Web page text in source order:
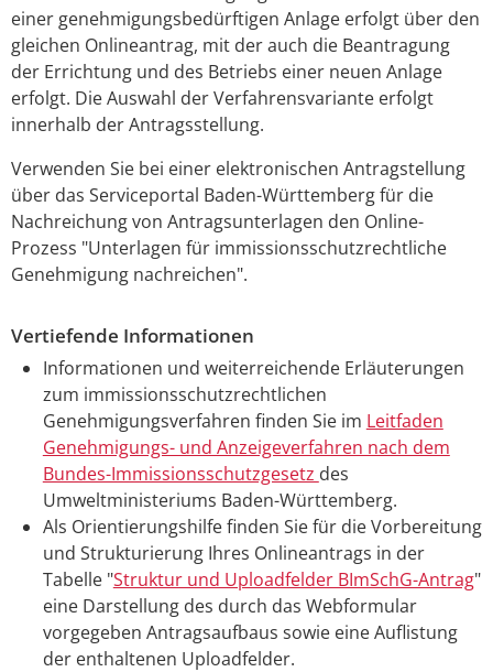
einer genehmigungsbedürftigen Anlage erfolgt über den
gleichen Onlineantrag, mit der auch die Beantragung
der Errichtung und des Betriebs einer neuen Anlage
erfolgt. Die Auswahl der Verfahrensvariante erfolgt
innerhalb der Antragsstellung.
Verwenden Sie bei einer elektronischen Antragstellung
über das Serviceportal Baden-Württemberg für die
Nachreichung von Antragsunterlagen den Online-
Prozess "Unterlagen für immissionsschutzrechtliche
Genehmigung nachreichen".
Vertiefende Informationen
Informationen und weiterreichende Erläuterungen
zum immissionsschutzrechtlichen
Genehmigungsverfahren finden Sie im Leitfaden
Genehmigungs- und Anzeigeverfahren nach dem
Bundes-Immissionsschutzgesetz des
Umweltministeriums Baden-Württemberg.
Als Orientierungshilfe finden Sie für die Vorbereitung
und Strukturierung Ihres Onlineantrags in der
Tabelle "Struktur und Uploadfelder BImSchG-Antrag"
eine Darstellung des durch das Webformular
vorgegeben Antragsaufbaus sowie eine Auflistung
der enthaltenen Uploadfelder.